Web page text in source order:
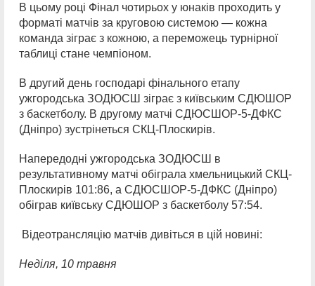
В цьому році Фінал чотирьох у юнаків проходить у
форматі матчів за круговою системою — кожна
команда зіграє з кожною, а переможець турнірної
таблиці стане чемпіоном.
В другий день господарі фінального етапу
ужгородська ЗОДЮСШ зіграє з київським СДЮШОР
з баскетболу. В другому матчі СДЮСШОР-5-ДФКС
(Дніпро) зустрінеться СКЦ-Плоскирів.
Напередодні ужгородська ЗОДЮСШ в
результативному матчі обіграла хмельницький СКЦ-
Плоскирів 101:86, а СДЮСШОР-5-ДФКС (Дніпро)
обіграв київську СДЮШОР з баскетболу 57:54.
Відеотрансляцію матчів дивіться в цій новині:
Неділя, 10 травня